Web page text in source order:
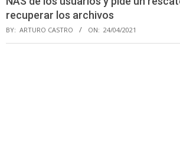
recuperar los archivos
BY: ARTURO CASTRO ON: 24/04/2021